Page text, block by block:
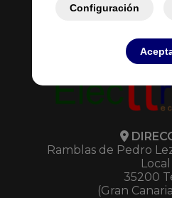
Configuración
Mis
Ramblas de Pedro
Local
35200
(Gran